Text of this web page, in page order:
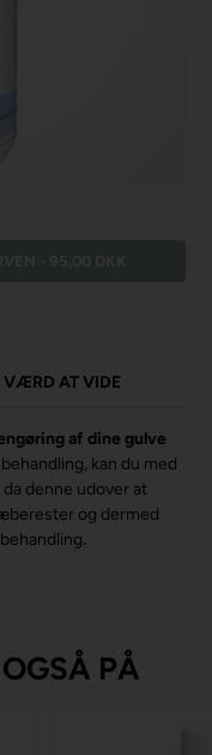
VÆRD AT VIDE
af dine gulve
kan du med
denne udover at
og dermed
.
PÅ